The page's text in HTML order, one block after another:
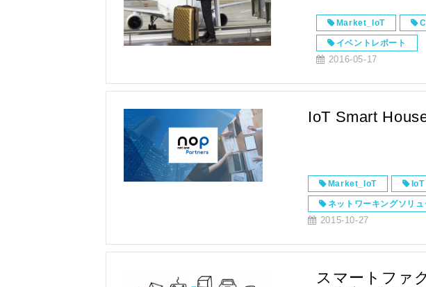
Market_IoT
イベントレポート
2016-05-17
IoT Smart
Market_IoT IoT
ネットワーキングソリ
2015-10-27
スマートファ